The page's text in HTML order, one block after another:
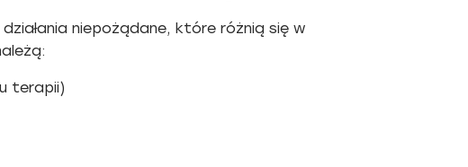
niepożądane, które różnią się w
terapii)